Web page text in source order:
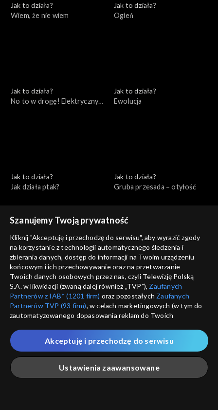
Jak to działa?
Wiem, że nie wiem
Jak to działa?
Ogień
Jak to działa?
No to w drogę! Elektryczny
Jak to działa?
Ewolucja
Jak to działa?
Jak działa ptak?
Jak to działa?
Gruba przesada – otyłość
Jak to działa?
Jak działa ul?
Jak to działa?
Płaska Ziemia
Jak to działa?
Krew
Jak to działa?
Co z tym Bałtykiem?
Szanujemy Twoją prywatność
Kliknij "Akceptuję i przechodzę do serwisu", aby wyrazić zgody
na korzystanie z technologii automatycznego śledzenia i
zbierania danych, dostęp do informacji na Twoim urządzeniu
końcowym i ich przechowywanie oraz na przetwarzanie
Twoich danych osobowych przez nas, czyli Telewizję Polską
S.A. w likwidacji (zwaną dalej również „TVP”), Zaufanych
Partnerów z IAB* (1201 firm) oraz pozostałych Zaufanych
Partnerów TVP (93 firm), w celach marketingowych (w tym do
zautomatyzowanego dopasowania reklam do Twoich
które wskazujemy poniżej, a także zgody na udostępnianie
przez nas identyfikatora PPID do Google.
Twoje dane osobowe zbierane podczas odwiedzania przez
Ciebie naszych
poszczególnych serwisówzwanych dalej
„Portalem”, w tym informacje zapisywane za pomocą
Ustawienia zaawansowane
Akceptuję i przechodzę do serwisu